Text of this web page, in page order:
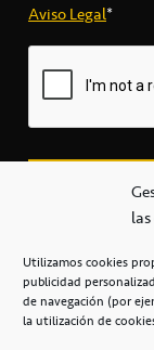
Utilizamos cookies
publicidad
de navegación (por
la utilización de
Aviso Legal*
+34